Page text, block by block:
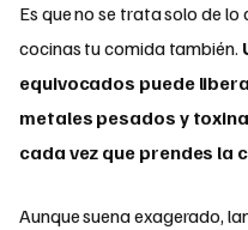
Es que no se trata solo de lo
cocinas tu comida también.
equivocados puede
metales pesados y
cada vez que prendes la
Aunque suena exagerado,